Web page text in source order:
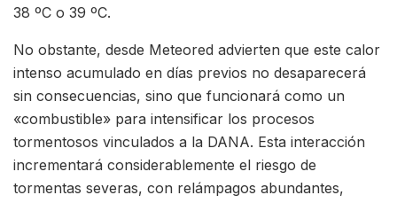
38 ºC o 39 ºC.
No obstante, desde Meteored advierten que este calor
intenso acumulado en días previos no desaparecerá
sin consecuencias, sino que funcionará como un
«combustible» para intensificar los procesos
tormentosos vinculados a la DANA. Esta interacción
incrementará considerablemente el riesgo de
tormentas severas, con relámpagos abundantes,